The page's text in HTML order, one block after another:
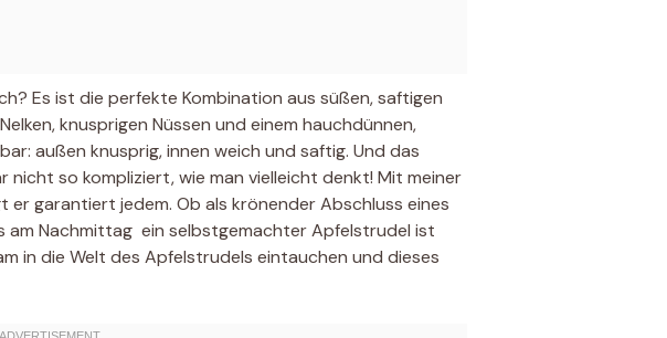
Es ist die perfekte Kombination aus süßen, saftigen
knusprigen Nüssen und einem hauchdünnen,
außen knusprig, innen weich und saftig. Und das
nicht so kompliziert, wie man vielleicht denkt! Mit meiner
garantiert jedem. Ob als krönender Abschluss eines
Nachmittag  ein selbstgemachter Apfelstrudel ist
in die Welt des Apfelstrudels eintauchen und dieses